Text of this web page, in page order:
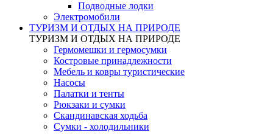
Подводные лодки
Электромобили
ТУРИЗМ И ОТДЫХ НА ПРИРОДЕ
ТУРИЗМ И ОТДЫХ НА ПРИРОДЕ
Гермомешки и гермосумки
Костровые принадлежности
Мебель и ковры туристические
Насосы
Палатки и тенты
Рюкзаки и сумки
Скандинавская ходьба
Сумки - холодильники